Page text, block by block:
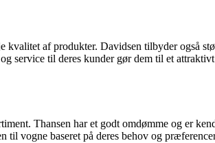
af produkter. Davidsen tilbyder også
service til deres kunder gør dem til et
Thansen har et godt omdømme og er
til vogne baseret på deres behov og